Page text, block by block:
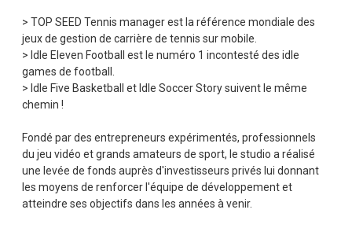
> TOP SEED Tennis manager est la référence mondiale des
jeux de gestion de carrière de tennis sur mobile.
> Idle Eleven Football est le numéro 1 incontesté des idle
games de football.
> Idle Five Basketball et Idle Soccer Story suivent le même
chemin !
Fondé par des entrepreneurs expérimentés, professionnels
du jeu vidéo et grands amateurs de sport, le studio a réalisé
une levée de fonds auprès d'investisseurs privés lui donnant
les moyens de renforcer l'équipe de développement et
atteindre ses objectifs dans les années à venir.